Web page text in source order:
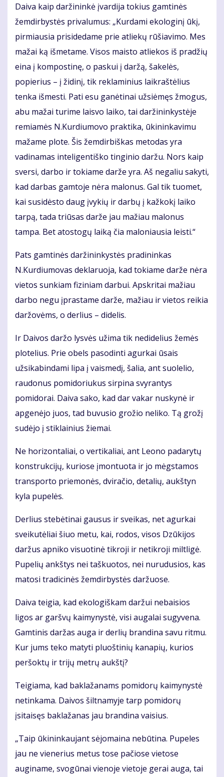
Daiva kaip daržininkė įvardija tokius gamtinės
žemdirbystės privalumus: „Kurdami ekologinį ūkį,
pirmiausia prisidedame prie atliekų rūšiavimo. Mes
mažai ką išmetame. Visos maisto atliekos iš pradžių
eina į kompostinę, o paskui į daržą, šakelės,
popierius – į židinį, tik reklaminius laikraštėlius
tenka išmesti. Pati esu ganėtinai užsiėmęs žmogus,
abu mažai turime laisvo laiko, tai daržininkystėje
remiamės N.Kurdiumovo praktika, ūkininkavimu
mažame plote. Šis žemdirbiškas metodas yra
vadinamas inteligentiško tinginio daržu. Nors kaip
sversi, darbo ir tokiame darže yra. Aš negaliu sakyti,
kad darbas gamtoje nėra malonus. Gal tik tuomet,
kai susidėsto daug įvykių ir darbų į kažkokį laiko
tarpą, tada triūsas darže jau mažiau malonus
tampa. Bet atostogų laiką čia maloniausia leisti.“
Pats gamtinės daržininkystės pradininkas
N.Kurdiumovas deklaruoja, kad tokiame darže nėra
vietos sunkiam fiziniam darbui. Apskritai mažiau
darbo negu įprastame darže, mažiau ir vietos reikia
daržovėms, o derlius – didelis.
Ir Daivos daržo lysvės užima tik nedidelius žemės
plotelius. Prie obels pasodinti agurkai ūsais
užsikabindami lipa į vaismedį, šalia, ant suolelio,
raudonus pomidoriukus sirpina svyrantys
pomidorai. Daiva sako, kad dar vakar nuskynė ir
apgenėjo juos, tad buvusio grožio neliko. Tą grožį
sudėjo į stiklainius žiemai.
Ne horizontaliai, o vertikaliai, ant Leono padarytų
konstrukcijų, kuriose įmontuota ir jo mėgstamos
transporto priemonės, dviračio, detalių, aukštyn
kyla pupelės.
Derlius stebėtinai gausus ir sveikas, net agurkai
sveikutėliai šiuo metu, kai, rodos, visos Dzūkijos
daržus apniko visuotinė tikroji ir netikroji miltligė.
Pupelių ankštys nei taškuotos, nei nurudusios, kas
matosi tradicinės žemdirbystės daržuose.
Daiva teigia, kad ekologiškam daržui nebaisios
ligos ar garšvų kaimynystė, visi augalai sugyvena.
Gamtinis daržas auga ir derlių brandina savu ritmu.
Kur jums teko matyti pluoštinių kanapių, kurios
peršoktų ir trijų metrų aukštį?
Teigiama, kad baklažanams pomidorų kaimynystė
netinkama. Daivos šiltnamyje tarp pomidorų
įsitaisęs baklažanas jau brandina vaisius.
„Taip ūkininkaujant sėjomaina nebūtina. Pupeles
jau ne vienerius metus tose pačiose vietose
auginame, svogūnai vienoje vietoje gerai auga, tai